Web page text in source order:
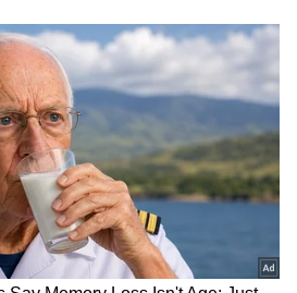
எதிராக
–
அமைச்சர்
பதிலடி!